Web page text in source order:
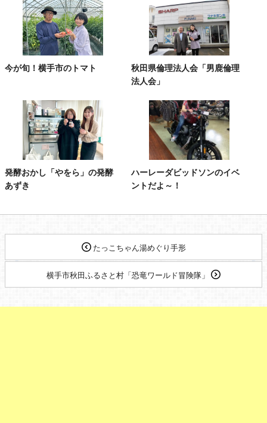
今が旬！横手市のトマト
秋田県倫理法人会「男鹿倫理
法人会」
発酵おかし「やをら」の発酵
あずき
ハーレーダビッドソンのイベ
ントだよ～！
たっこちゃん湯めぐり手形
横手市秋田ふるさと村「恐竜ワールド冒険隊」